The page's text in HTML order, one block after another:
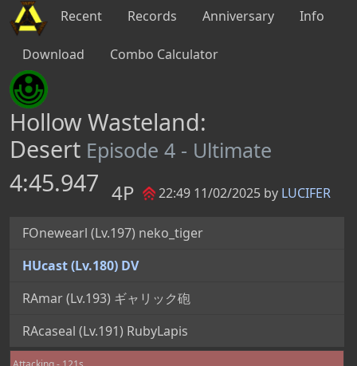
Recent Records Anniversary Info
Download Combo Calculator
Hollow Wasteland:
Desert Episode 4 - Ultimate
4:45.947 4P 22:49 11/02/2025 by LUCIFER
FOnewearl (Lv.197) neko_tiger
HUcast (Lv.180) DV
RAmar (Lv.193) ギャリック砲
RAcaseal (Lv.191) RubyLapis